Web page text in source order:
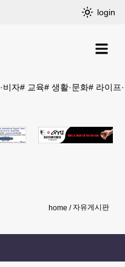
login
비자# 교육# 생활·문화# 라이프
home 자유게시판